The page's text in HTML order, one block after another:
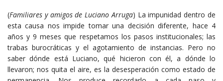
(Familiares y amigos de Luciano Arruga) La impunidad dentro de
esta causa nos impide tomar una decisión diferente, hace 4
años y 9 meses que respetamos los pasos institucionales; las
trabas burocráticas y el agotamiento de instancias. Pero no
saber dónde está Luciano, qué hicieron con él, a dónde lo
llevaron; nos quita el aire, es la desesperación como estado de